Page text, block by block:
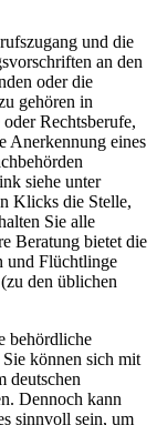
und die
an den
oder die
gehören in
Rechtsberufe,
Anerkennung eines
siehe unter
Klicks die Stelle,
Sie alle
Beratung bietet die
und Flüchtlinge
den üblichen
behördliche
können sich mit
deutschen
Dennoch kann
sinnvoll sein, um